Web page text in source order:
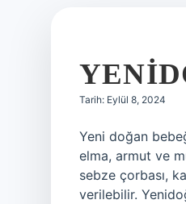
Tarih: Eylül 8, 2024
Yeni doğan
elma, armut ve
sebze çorbası,
verilebilir.